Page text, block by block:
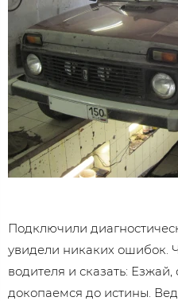
Подключили
увидели никаких ошибок.
водителя и сказать:
докопаемся до истины.